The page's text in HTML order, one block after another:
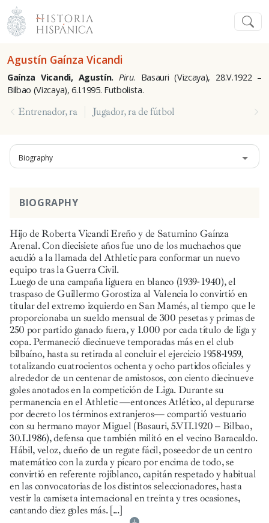
Agustín Gaínza Vicandi
Gaínza Vicandi, Agustín.Piru. Basauri (Vizcaya), 28.V.1922 –
Bilbao (Vizcaya), 6.I.1995. Futbolista.
Entrenador, ra Jugador, ra de fútbol
Biography
BIOGRAPHY
Hijo de Roberta Vicandi Ereño y de Saturnino Gaínza
Arenal. Con diecisiete años fue uno de los muchachos que
acudió a la llamada del Athletic para conformar un nuevo
equipo tras la Guerra Civil.
Luego de una campaña liguera en blanco (1939- 1940), el
traspaso de Guillermo Gorostiza al Valencia lo convirtió en
titular del extremo izquierdo en San Mamés, al tiempo que le
proporcionaba un sueldo mensual de 300 pesetas y primas de
250 por partido ganado fuera, y 1.000 por cada título de liga y
copa. Permaneció diecinueve temporadas más en el club
bilbaíno, hasta su retirada al concluir el ejercicio 1958-1959,
totalizando cuatrocientos ochenta y ocho partidos oficiales y
alrededor de un centenar de amistosos, con ciento diecinueve
goles anotados en la competición de Liga. Durante su
permanencia en el Athletic —entonces Atlético, al depurarse
por decreto los términos extranjeros— compartió vestuario
con su hermano mayor Miguel (Basauri, 5.VII.1920 – Bilbao,
30.I.1986), defensa que también militó en el vecino Baracaldo.
Hábil, veloz, dueño de un regate fácil, poseedor de un centro
matemático con la zurda y pícaro por encima de todo, se
convirtió en referente rojiblanco, capitán respetado y habitual
en las convocatorias de los distintos seleccionadores, hasta
vestir la camiseta internacional en treinta y tres ocasiones,
cantando diez goles más.[...]